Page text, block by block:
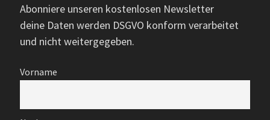
Abonniere unseren kostenlosen Newsletter
deine Daten werden DSGVO konform verarbeitet
und nicht weitergegeben.
Vorname